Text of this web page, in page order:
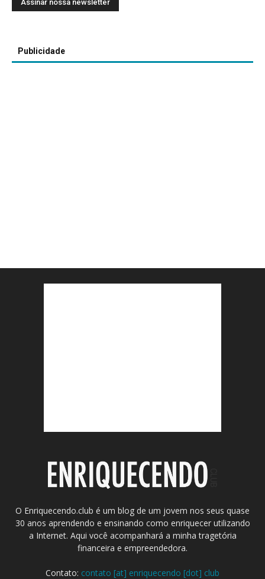
Publicidade
O Enriquecendo.club é um blog de um jovem nos seus quase
30 anos aprendendo e ensinando como enriquecer utilizando
a Internet. Aqui você acompanhará a minha tragetória
financeira e empreendedora.
Contato: contato [at] enriquecendo [dot] club